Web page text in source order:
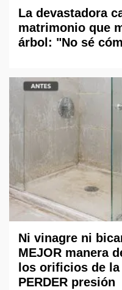
La devastadora
matrimonio que
árbol: "No sé
Ni vinagre ni
MEJOR manera
los orificios de
PERDER presión